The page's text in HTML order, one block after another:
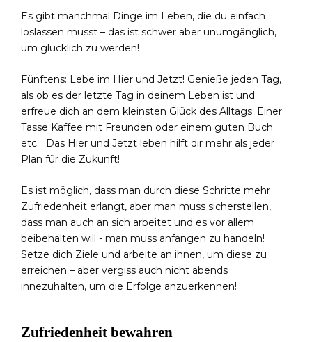
Es gibt manchmal Dinge im Leben, die du einfach
loslassen musst – das ist schwer aber unumgänglich,
um glücklich zu werden!
Fünftens: Lebe im Hier und Jetzt! Genieße jeden Tag,
als ob es der letzte Tag in deinem Leben ist und
erfreue dich an dem kleinsten Glück des Alltags: Einer
Tasse Kaffee mit Freunden oder einem guten Buch
etc… Das Hier und Jetzt leben hilft dir mehr als jeder
Plan für die Zukunft!
Es ist möglich, dass man durch diese Schritte mehr
Zufriedenheit erlangt, aber man muss sicherstellen,
dass man auch an sich arbeitet und es vor allem
beibehalten will - man muss anfangen zu handeln!
Setze dich Ziele und arbeite an ihnen, um diese zu
erreichen – aber vergiss auch nicht abends
innezuhalten, um die Erfolge anzuerkennen!
Zufriedenheit bewahren